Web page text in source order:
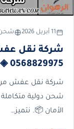
11 أبريل 2026 شحن
شركة نقل
0568829975 ◈ إتقان النقل الدولي
شركة نقل عفش من
شحن دولية
الأمان 📦. نتميز…